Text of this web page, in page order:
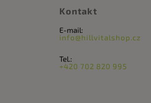
Kontakt
E-mail:
info@hillvitalshop.cz
Tel.:
+420 702 820 995